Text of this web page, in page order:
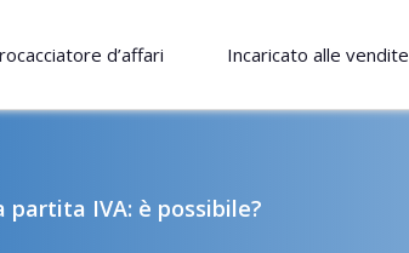
d’affari Incaricato alle vendite
partita IVA: è possibile?